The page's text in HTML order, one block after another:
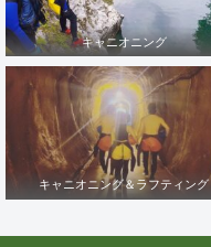
キャニオニング
キャニオニング＆ラフティング